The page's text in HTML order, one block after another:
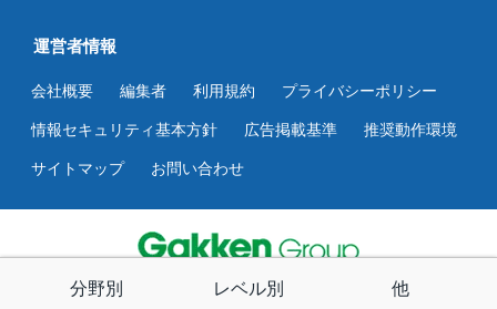
分野別 レベル別 他
運営者情報
会社概要 編集者 利用規約
プライバシーポリシー
情報セキュリティ基本方針
広告掲載基準
推奨動作環境
サイトマップ
お問い合わせ